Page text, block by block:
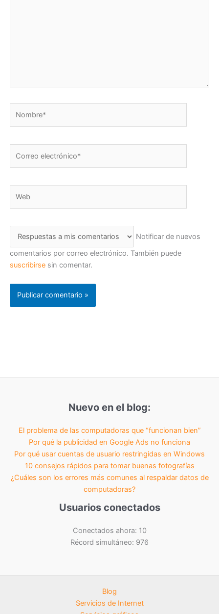
electrónico*
Notificar de nuevos
comentarios por correo electrónico. También puede
suscribirse sin comentar.
Nuevo en el blog:
El problema de las computadoras que “funcionan bien”
Por qué la publicidad en Google Ads no funciona
Por qué usar cuentas de usuario restringidas en Windows
10 consejos rápidos para tomar buenas fotografías
¿Cuáles son los errores más comunes al respaldar datos de
computadoras?
Usuarios conectados
Conectados ahora: 10
Récord simultáneo: 976
Blog
Servicios de Internet